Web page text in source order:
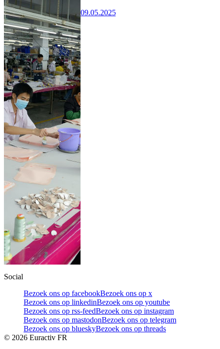
09.05.2025
Social
Bezoek ons op facebookBezoek ons op x
Bezoek ons op linkedinBezoek ons op youtube
Bezoek ons op rss-feedBezoek ons op instagram
Bezoek ons op mastodonBezoek ons op telegram
Bezoek ons op blueskyBezoek ons op threads
© 2026 Euractiv FR